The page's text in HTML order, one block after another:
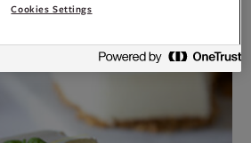
Cookies Settings